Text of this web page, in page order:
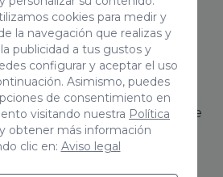
cookies para medir y
la navegación que realizas y
publicidad a tus gustos y
configurar y aceptar el uso
Asimismo, puedes
de consentimiento en
visitando nuestra Política
y obtener más información
clic en: Aviso legal
construir tu marca y
y reputación.
de definir tu branding y
de la competencia.
Definimos una estrategia para
buen plan de marketing o de
para tu negocio.
en las redes sociales